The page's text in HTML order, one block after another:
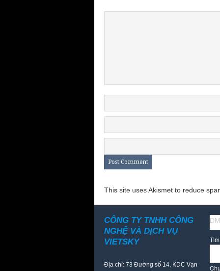
This site uses Akismet to reduce
CÔNG TY TNHH CÔNG
NGHỆ VÀ DỊCH VỤ
VIETSKY
Địa chỉ: 73 Đường số 14, KDC Vạn